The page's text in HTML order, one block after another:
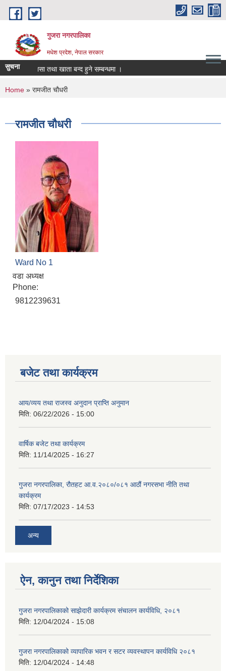
Skip to main content
गुजरा नगरपालिका
मधेश प्रदेश, नेपाल सरकार
सुचनानिकासा तथा खाता बन्द हुने सम्बन्धमा ।
You are here
Home » रामजीत चौधरी
रामजीत चौधरी
Ward No 1
वडा अध्यक्ष
Phone:
9812239631
बजेट तथा कार्यक्रम
आय/व्यय तथा राजस्व अनुदान प्राप्ति अनुमान
मिति: 06/22/2026 - 15:00
वार्षिक बजेट तथा कार्यक्रम
मिति: 11/14/2025 - 16:27
गुजरा नगरपालिका, रौतहट आ.व.२०८०/०८१ आठौं नगरसभा नीति तथा
कार्यक्रम
मिति: 07/17/2023 - 14:53
अन्य
ऐन, कानुन तथा निर्देशिका
गुजरा नगरपालिकाको साझेदारी कार्यक्रम संचालन कार्यविधि, २०८१
मिति: 12/04/2024 - 15:08
गुजरा नगरपालिकाको व्यापारिक भवन र सटर व्यवस्थापन कार्यविधि २०८१
मिति: 12/04/2024 - 14:48